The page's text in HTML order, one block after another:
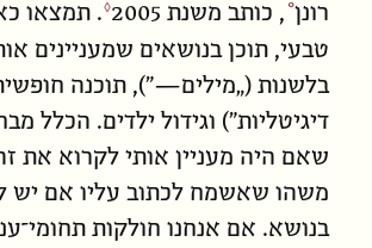
רונן , כותב משנת 2005 . תמצאו
טבעי, תוכן בנושאים שמעניינים
בלשנות („מילים—”), תוכנה
דיגיטליות”) וגידול ילדים. הכלל
שאם היה מעניין אותי לקרוא את
משהו שאשמח לכתוב עליו אם יש
בנושא. אם אנחנו חולקות